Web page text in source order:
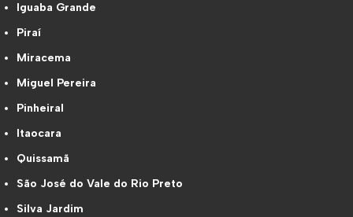
Iguaba Grande
Piraí
Miracema
Miguel Pereira
Pinheiral
Itaocara
Quissamã
São José do Vale do Rio Preto
Silva Jardim